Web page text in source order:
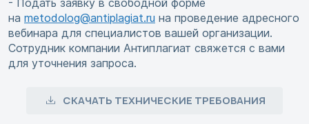
- Подать заявку в свободной форме
на metodolog@antiplagiat.ru на проведение адресного
вебинара для специалистов вашей организации.
Сотрудник компании Антиплагиат свяжется с вами
для уточнения запроса.
СКАЧАТЬ ТЕХНИЧЕСКИЕ ТРЕБОВАНИЯ